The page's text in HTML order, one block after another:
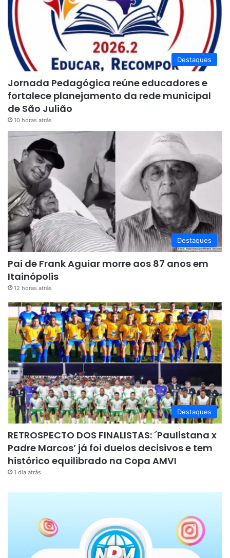
Destaques
Jornada Pedagógica reúne educadores e
fortalece planejamento da rede municipal
de São Julião
10 horas atrás
Destaques
Pai de Frank Aguiar morre aos 87 anos em
Itainópolis
12 horas atrás
Destaques
RETROSPECTO DOS FINALISTAS: ´Paulistana x
Padre Marcos’ já foi duelos decisivos e tem
histórico equilibrado na Copa AMVI
1 dia atrás